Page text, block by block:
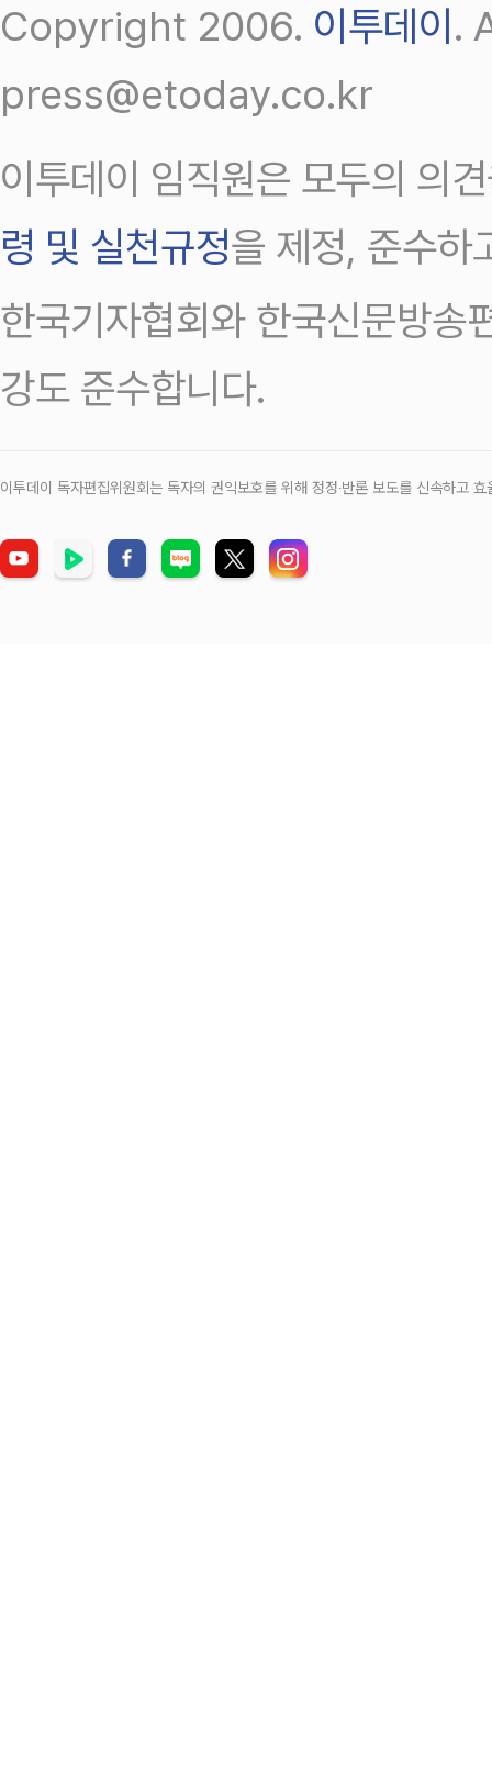
Copyright 2006. 이투데이.
press@etoday.co.kr
이투데이 임직원은 모두의 의
령 및 실천규정을 제정, 준수하
한국기자협회와 한국신문방송
강도 준수합니다.
이투데이 독자편집위원회는 독자의 권익보호를 위해 정정‧반론 보도를 신속하고